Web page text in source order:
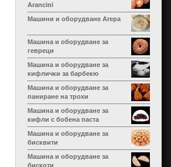
Arancini
Машини и оборудване Arepa
Машина и оборудване за
гевреци
Машина и оборудване за
кифлички за барбекю
Машина и оборудване за
паниране на трохи
Машина и оборудване за
кифли с бобена паста
Машина и оборудване за
бисквити
Машина и оборудване за
бискоти